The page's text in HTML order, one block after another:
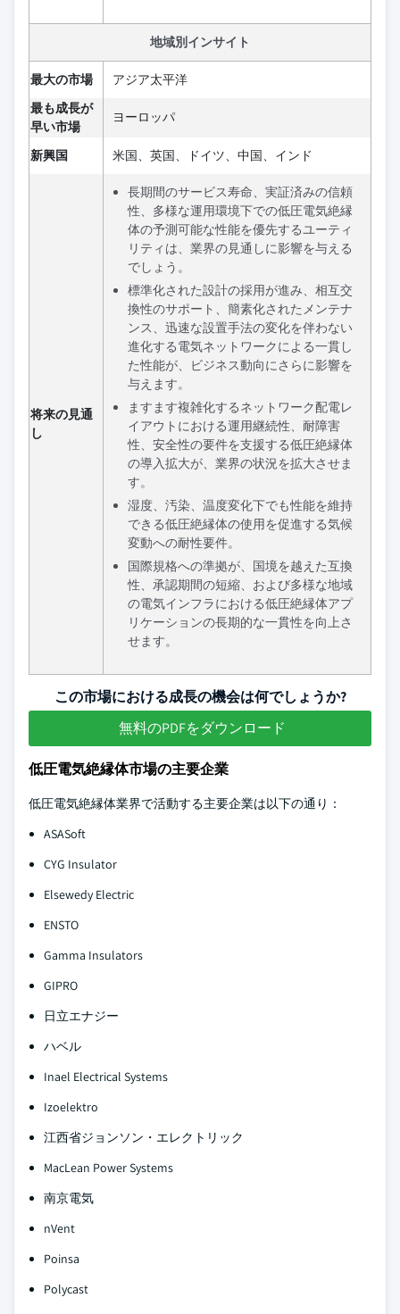
地域別インサイト
最大の市場
アジア太平洋
最も成長が
早い市場
ヨーロッパ
新興国 米国、英国、ドイツ、中国、インド
将来の見通
し
長期間のサービス寿命、実証済みの信頼
性、多様な運用環境下での低圧電気絶縁
体の予測可能な性能を優先するユーティ
リティは、業界の見通しに影響を与える
でしょう。
標準化された設計の採用が進み、相互交
換性のサポート、簡素化されたメンテナ
ンス、迅速な設置手法の変化を伴わない
進化する電気ネットワークによる一貫し
た性能が、ビジネス動向にさらに影響を
与えます。
ますます複雑化するネットワーク配電レ
イアウトにおける運用継続性、耐障害
性、安全性の要件を支援する低圧絶縁体
の導入拡大が、業界の状況を拡大させま
す。
湿度、汚染、温度変化下でも性能を維持
できる低圧絶縁体の使用を促進する気候
変動への耐性要件。
国際規格への準拠が、国境を越えた互換
性、承認期間の短縮、および多様な地域
の電気インフラにおける低圧絶縁体アプ
リケーションの長期的な一貫性を向上さ
せます。
この市場における成長の機会は何でしょうか?
無料のPDFをダウンロード
低圧電気絶縁体市場の主要企業
低圧電気絶縁体業界で活動する主要企業は以下の通り：
ASASoft
CYG Insulator
Elsewedy Electric
ENSTO
Gamma Insulators
GIPRO
日立エナジー
ハベル
Inael Electrical Systems
Izoelektro
江西省ジョンソン・エレクトリック
MacLean Power Systems
南京電気
nVent
Poinsa
Polycast